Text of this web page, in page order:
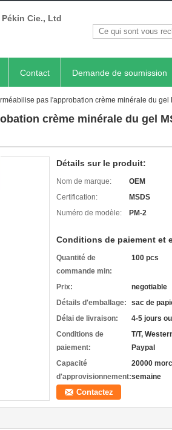
Cie., Ltd
Contact Demande de soumission
pas l'approbation crème minérale du gel
crème minérale du gel
Détails sur le produit:
Nom de marque:
OEM
Certification:
MSDS
Numéro de modèle:
PM-2
Conditions de paiement et
Quantité de
commande min:
100 pcs
Prix:
negotiable
Détails d'emballage:
sac de
Délai de livraison:
4-5 jours
Conditions de
paiement:
T/T,
Paypal
Capacité
d'approvisionnement:
20000
semaine
Contactez